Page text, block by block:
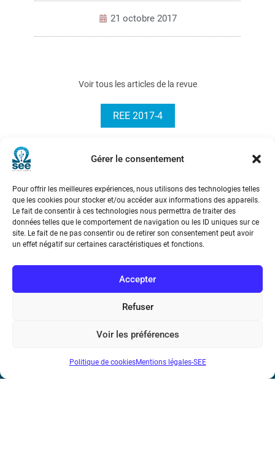
Gérer le consentement
Pour offrir les meilleures expériences, nous utilisons des technologies telles
que les cookies pour stocker et/ou accéder aux informations des appareils.
Le fait de consentir à ces technologies nous permettra de traiter des
données telles que le comportement de navigation ou les ID uniques sur ce
site. Le fait de ne pas consentir ou de retirer son consentement peut avoir
un effet négatif sur certaines caractéristiques et fonctions.
Accepter
Refuser
Voir les préférences
Politique de cookiesMentions légales-SEE
21 octobre 2017
Voir tous les articles de la revue
REE 2017-4
Société de l’Electricité, de l’Electronique et des Technologies
de l’Information et de la Communication
17 rue de l’Amiral Hamelin75116 Paris
Métro : « Boissière » Ligne 6 et « Iéna » Ligne 9
communautaire : FR44 785 393 232